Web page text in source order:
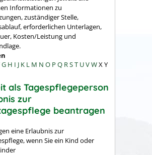
Informationen zu
zuständiger Stelle,
erforderlichen Unterlagen,
Kosten/Leistung und
G H I J K L M N O P Q RST UVWX Y
als Tagespflegeperson
zur
beantragen
eine Erlaubnis zur
wenn Sie ein Kind oder